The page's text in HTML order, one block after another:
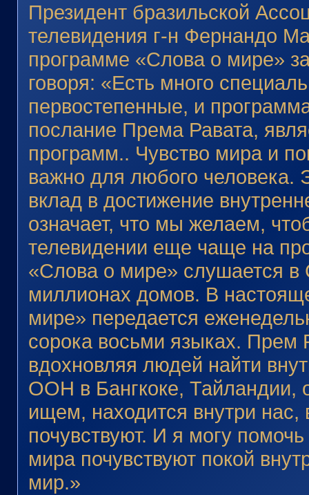
Президент бразильской
телевидения г-н Фернандо
программе «Слова о мире»
говоря: «Есть много
первостепенные, и
послание Према Равата,
программ.. Чувство мира и
важно для любого человека.
вклад в достижение
означает, что мы желаем,
телевидении еще чаще на
«Слова о мире» слушается
миллионах домов. В
мире» передается
сорока восьми языках. Прем
вдохновляя людей найти
ООН в Бангкоке, Тайландии,
ищем, находится внутри нас,
почувствуют. И я могу
мира почувствуют покой
мир.»